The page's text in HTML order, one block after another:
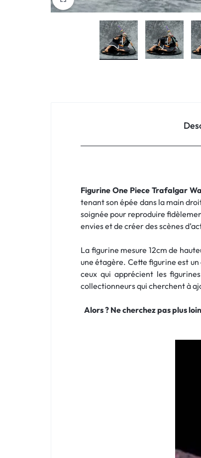
Figurine One Piece Trafalgar
tenant son épée dans la main
soignée pour reproduire
envies et de créer des scènes
La figurine mesure 12cm de
une étagère. Cette figurine est
ceux qui apprécient les
collectionneurs qui cherchent à
Alors ? Ne cherchez pas plus